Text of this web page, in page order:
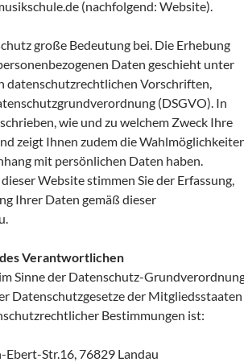
(nachfolgend: Website).
große Bedeutung bei. Die Erhebung
Daten geschieht unter
datenschutzrechtlichen Vorschriften,
(DSGVO). In
wie und zu welchem Zweck Ihre
zeigt Ihnen zudem die
mit persönlichen Daten haben.
Website stimmen Sie der Erfassung,
Ihrer Daten gemäß dieser
Verantwortlichen
Sinne der Datenschutz-
Datenschutzgesetze der Mitgliedsstaaten
Bestimmungen ist:
Ebert-Str.16, 76829 Landau